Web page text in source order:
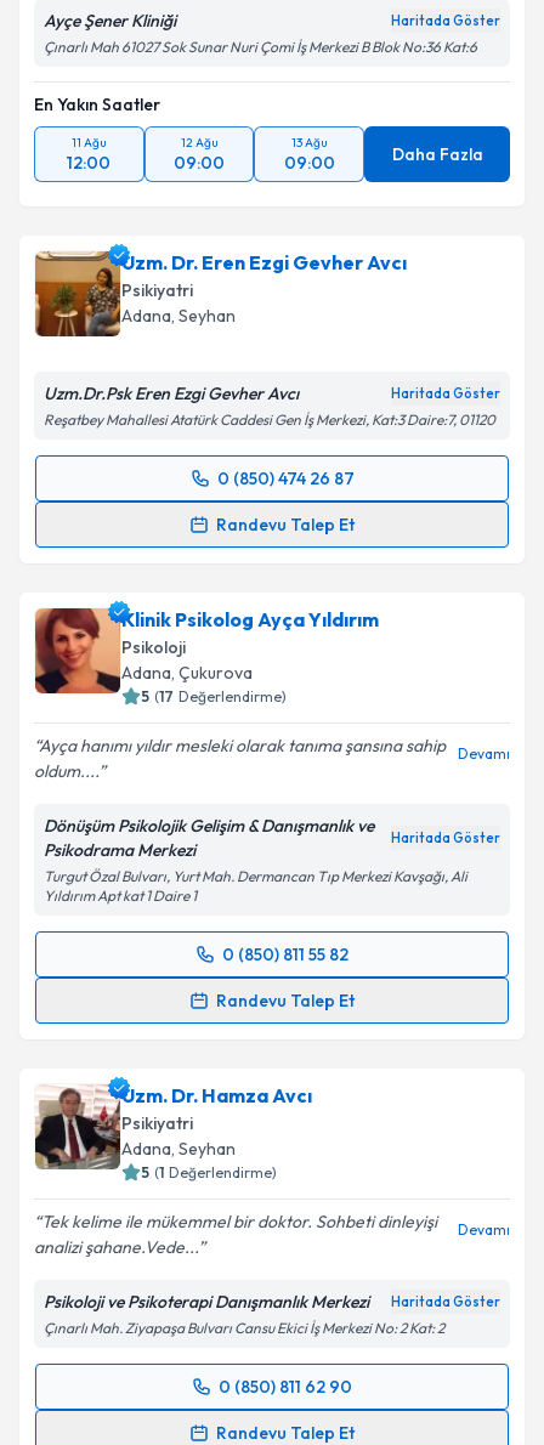
Ayçe Şener Kliniği Haritada Göster
Çınarlı Mah 61027 Sok Sunar Nuri Çomi İş Merkezi B Blok No:36 Kat:6
En Yakın Saatler
11 Ağu
12:00
12 Ağu
09:00
13 Ağu
09:00 Daha Fazla
Uzm. Dr. Eren Ezgi Gevher Avcı
Psikiyatri
Adana, Seyhan
Uzm.Dr.Psk Eren Ezgi Gevher Avcı Haritada Göster
Reşatbey Mahallesi Atatürk Caddesi Gen İş Merkezi, Kat:3 Daire:7, 01120
0 (850) 474 26 87
Randevu Talep Et
Randevu Takvimi Talebi
almanız için bir takvim hazırlandığında e-posta ile
bilgilendireceğiz.
E-posta Adresiniz
Metni'ni okudum ve kişisel verilerimin belirtilen
kapsamda işlenmesini kabul ediyorum.
Takvim Talebini Gönder
Klinik Psikolog Ayça Yıldırım
Psikoloji
Adana, Çukurova
5 (17 Değerlendirme)
Ayça hanımı yıldır mesleki olarak tanıma şansına sahip
oldum....
Devamı
Dönüşüm Psikolojik Gelişim & Danışmanlık ve
Psikodrama Merkezi
Haritada Göster
Turgut Özal Bulvarı, Yurt Mah. Dermancan Tıp Merkezi Kavşağı, Ali
Yıldırım Apt kat 1 Daire 1
0 (850) 811 55 82
Randevu Talep Et
Randevu Takvimi Talebi
için bir takvim hazırlandığında e-posta ile
bilgilendireceğiz.
E-posta Adresiniz
Metni'ni okudum ve kişisel verilerimin belirtilen
kapsamda işlenmesini kabul ediyorum.
Takvim Talebini Gönder
Uzm. Dr. Hamza Avcı
Psikiyatri
Adana, Seyhan
5 (1 Değerlendirme)
Tek kelime ile mükemmel bir doktor. Sohbeti dinleyişi
analizi şahane.Vede...
Devamı
Psikoloji ve Psikoterapi Danışmanlık Merkezi Haritada Göster
Çınarlı Mah. Ziyapaşa Bulvarı Cansu Ekici İş Merkezi No: 2 Kat: 2
0 (850) 811 62 90
Randevu Talep Et
Randevu Takvimi Talebi